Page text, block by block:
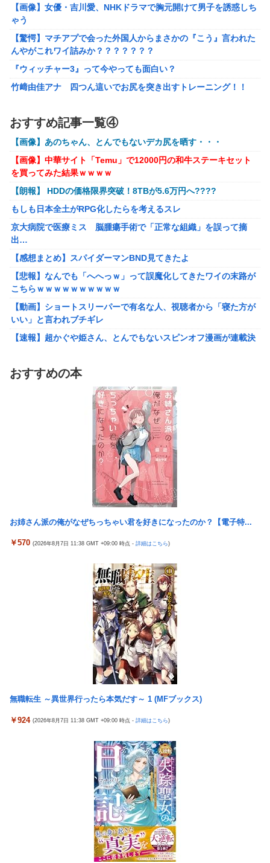
ので訴えます」
【艦これ】 なんか今回はE5は甲で当然みたいな流れあるよ
ね
もしも日本全土がRPG化したらを考えるスレ
【〈物語〉シリーズ】 セガ「忍野忍」「斧乃木余接」プラ
イズフィギュア【彩色原型公開】
【謎】『ダーク路線のドラクエ12』を発売中止にしないとい
けなかった理由ってガチでなに？とりあえすだせばいいやん
【ウマ娘】海外のファンアートからしか得られない栄養素が
ある。←「おデジ以外味付けが濃いな…」
キム・カッファン総合スレ
ムの敵ｗｗｗｗｗ
【画像】女優・吉川愛、NHKドラマで胸元開けて男子を誘惑しち
ゃう
【驚愕】マチアプで会った外国人からまさかの『こう』言われた
んやがこれワイ詰みか？？？？？？？
『ウィッチャー3』って今やっても面白い？
竹﨑由佳アナ 四つん這いでお尻を突き出すトレーニング！！
【涼宮ハルヒの憂鬱】Vivitフィギュア「涼宮ハルヒ」プライズフ
ィギュア【彩色原型公開】
【ボンバーガール】KONAMI「最愛チアモ」プライズフィギュア
【彩色原型公開】
【初音ミク】「PERIHAPI! おきがえちゅう ピアプロキャラクタ
ーズ 2」トレフィグ【予約開始】
【艦これ】イベントぼちぼち終わらせてる人増えてるけど、終わ
ったらみんな何してる？
【艦これ】デイス 他
【艦これ】けーかいじん 他
【画像】避難所のリアル、レベチｗｗｗｗｗｗｗｗｗｗｗｗｗｗ
ｗｗ
【悲報】財務省のエース、左遷へ。官邸幹部「政権に協力的でな
かったから」
ワイ「子供2人目欲しいんやが、、、」ヨッメ「金は？育児は？
【悲報】Google、Geminiのせいで史上初のマイナスキャッシュ
フローに陥る
【悲報】娘「吹奏楽部の顧問に楽器買えって言われた」親「いく
【動画】大阪府警のおっさん射殺映像が公開される。当然のよう
に無抵抗だったことが発覚
資産7億桐谷さん「お金を貯めすぎた。自分が死ぬことを想定し
韓国の人気コーヒーチェーン「ペクスダバン」が日本初上陸→東
京・新橋に１号店オープン
激混みのはずの東京駅で鍵が空いているコインロッカーが散見、
【画像】台湾とフランス、地震発生から6時間以内に設置した
「避難所」がこちらｗｗｗｗ
【悲報】息子がみいちゃんのママ、限界を迎える「もう無理。普
通の家庭を築きたい。普通の子育てをしたい。」
【悲報】エアコン業者、正論「エアコンスプレーなんて使わない
【胸糞】Zクソガキ、おばあちゃんをいじめて炎上するｗｗｗｗ
【悲報】ウミガメの赤ちゃんを放流した人、最悪の行動だと叩か
【艦これ】 なんか今回はE5は甲で当然みたいな流れあるよね
外国人「日本の未来は安泰だ」16歳MF三井寺眞、衝撃ゴール！
久保建英超え歴代2位の記録！3得点に絡む活躍で海外絶賛！【海
【動画】手術中に熊本地震直撃やばすぎる
江別大学生暴行ﾀﾋ″主犯格″の川口侑斗被告に「無期懲役」の判決
→当時17歳少年に「懲役30年」の判決
ジャンポケ斎藤と代理人のやりとり、「地獄すぎて完全にコント
になってる……」と衝撃を受ける人が続出中
おすすめ記事一覧④
【画像】あのちゃん、とんでもないデカ尻を晒す・・・
【画像】中華サイト「Temu」で12000円の和牛ステーキセット
を買ってみた結果ｗｗｗｗ
【朗報】 HDDの価格限界突破！8TBが5.6万円へ????
もしも日本全土がRPG化したらを考えるスレ
京大病院で医療ミス 脳腫瘍手術で「正常な組織」を誤って摘
出…
【感想まとめ】スパイダーマンBND見てきたよ
【悲報】なんでも「へへっｗ」って誤魔化してきたワイの末路が
こちらｗｗｗｗｗｗｗｗｗｗ
【動画】ショートスリーパーで有名な人、視聴者から「寝た方が
いい」と言われブチギレ
【速報】超かぐや姫さん、とんでもないスピンオフ漫画が連載決
【艦これ】イベントぼちぼち終わらせてる人増えてるけど、終わ
ったらみんな何してる？
【艦これ】けーかいじん 他
韓国の人気コーヒーチェーン「ペクスダバン」が日本初上陸→東
京・新橋に１号店オープン
激混みのはずの東京駅で鍵が空いているコインロッカーが散見、
「ラッキー」と思って中を確認してみると……
秋田県職員さん、会見をバスローブ＆喫煙スタイルで対応してし
高配当をうたった「みんなで大家さん」→実態は2881億円の債務
超過
久保建英超え歴代2位の記録！3得点に絡む活躍で海外絶賛！【海
日本代表DF冨安健洋の英プレミア・クリスタルパレス加入が正式
決定 鎌田大地とチームメイトに
【懐古】5号機の時って面白いA+ARTがたくさんあって楽しかっ
【朗報】「eF機動戦士ガンダムSEEDクライマックス」導入記
念、このホール打ちたいキャンペーンが始まる。当たりやすい状
ー」に陥る
は店休日とさせて頂きます」
【動画】地震発生時の熊本総合病院の手術室の様子が(((ﾟДﾟ)))
亡き叔母の遺書「実は17年前に従兄弟と赤ちゃんを交換した」全
員で家族会議を開いた結果、拍子抜けするほど〇〇な展開を迎え
て婚約者呆然←家族の絆が深すぎて修羅場にならんかった
高配当をうたった「みんなで大家さん」→実態は2881億円の債務
おすすめの本
お姉さん派の俺がなぜちっちゃい君を好きになったのか？【電子特...
￥570 (2026年8月7日 11:38 GMT +09:00 時点 - 詳細はこちら)
無職転生 ～異世界行ったら本気だす～ 1 (MFブックス)
￥924 (2026年8月7日 11:38 GMT +09:00 時点 - 詳細はこちら)